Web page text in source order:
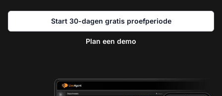
Start 30-dagen gratis proefperiode
Plan een demo